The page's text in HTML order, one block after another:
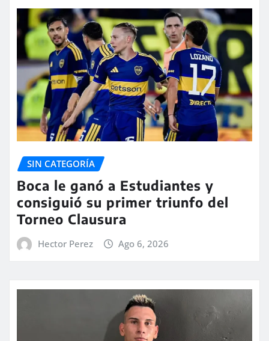
SIN CATEGORÍA
Boca le ganó a Estudiantes y
consiguió su primer triunfo del
Torneo Clausura
Hector Perez Ago 6, 2026